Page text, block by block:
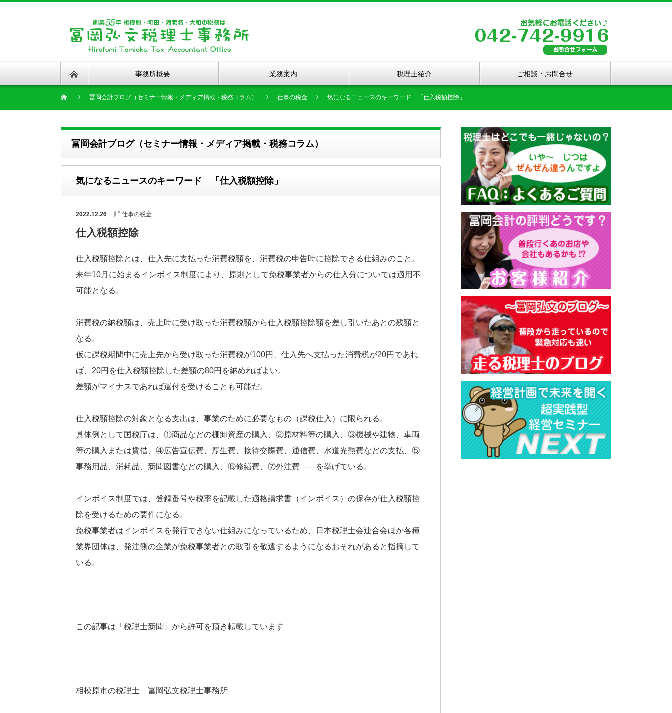
事務所概要 業務案内 税理士紹介 ご相談・お問合せ
冨岡会計ブログ（セミナー情報・メディア掲載・税務コラム） 仕事の税金 気になるニュースのキーワード 「仕入税額控除」
冨岡会計ブログ（セミナー情報・メディア掲載・税務コラム）
気になるニュースのキーワード 「仕入税額控除」
2022.12.26 仕事の税金
仕入税額控除
仕入税額控除とは、仕入先に支払った消費税額を、消費税の申告時に控除できる仕組みのこと。
来年10月に始まるインボイス制度により、原則として免税事業者からの仕入分については適用不
可能となる。
消費税の納税額は、売上時に受け取った消費税額から仕入税額控除額を差し引いたあとの残額と
なる。
仮に課税期間中に売上先から受け取った消費税が100円、仕入先へ支払った消費税が20円であれ
ば、20円を仕入税額控除した差額の80円を納めればよい。
差額がマイナスであれば還付を受けることも可能だ。
仕入税額控除の対象となる支出は、事業のために必要なもの（課税仕入）に限られる。
具体例として国税庁は、①商品などの棚卸資産の購入、②原材料等の購入、③機械や建物、車両
等の購入または賃借、④広告宣伝費、厚生費、接待交際費、通信費、水道光熱費などの支払、⑤
事務用品、消耗品、新聞図書などの購入、⑥修繕費、⑦外注費――を挙げている。
インボイス制度では、登録番号や税率を記載した適格請求書（インボイス）の保存が仕入税額控
除を受けるための要件になる。
免税事業者はインボイスを発行できない仕組みになっているため、日本税理士会連合会ほか各種
業界団体は、発注側の企業が免税事業者との取引を敬遠するようになるおそれがあると指摘して
いる。
この記事は「税理士新聞」から許可を頂き転載しています
相模原市の税理士 冨岡弘文税理士事務所